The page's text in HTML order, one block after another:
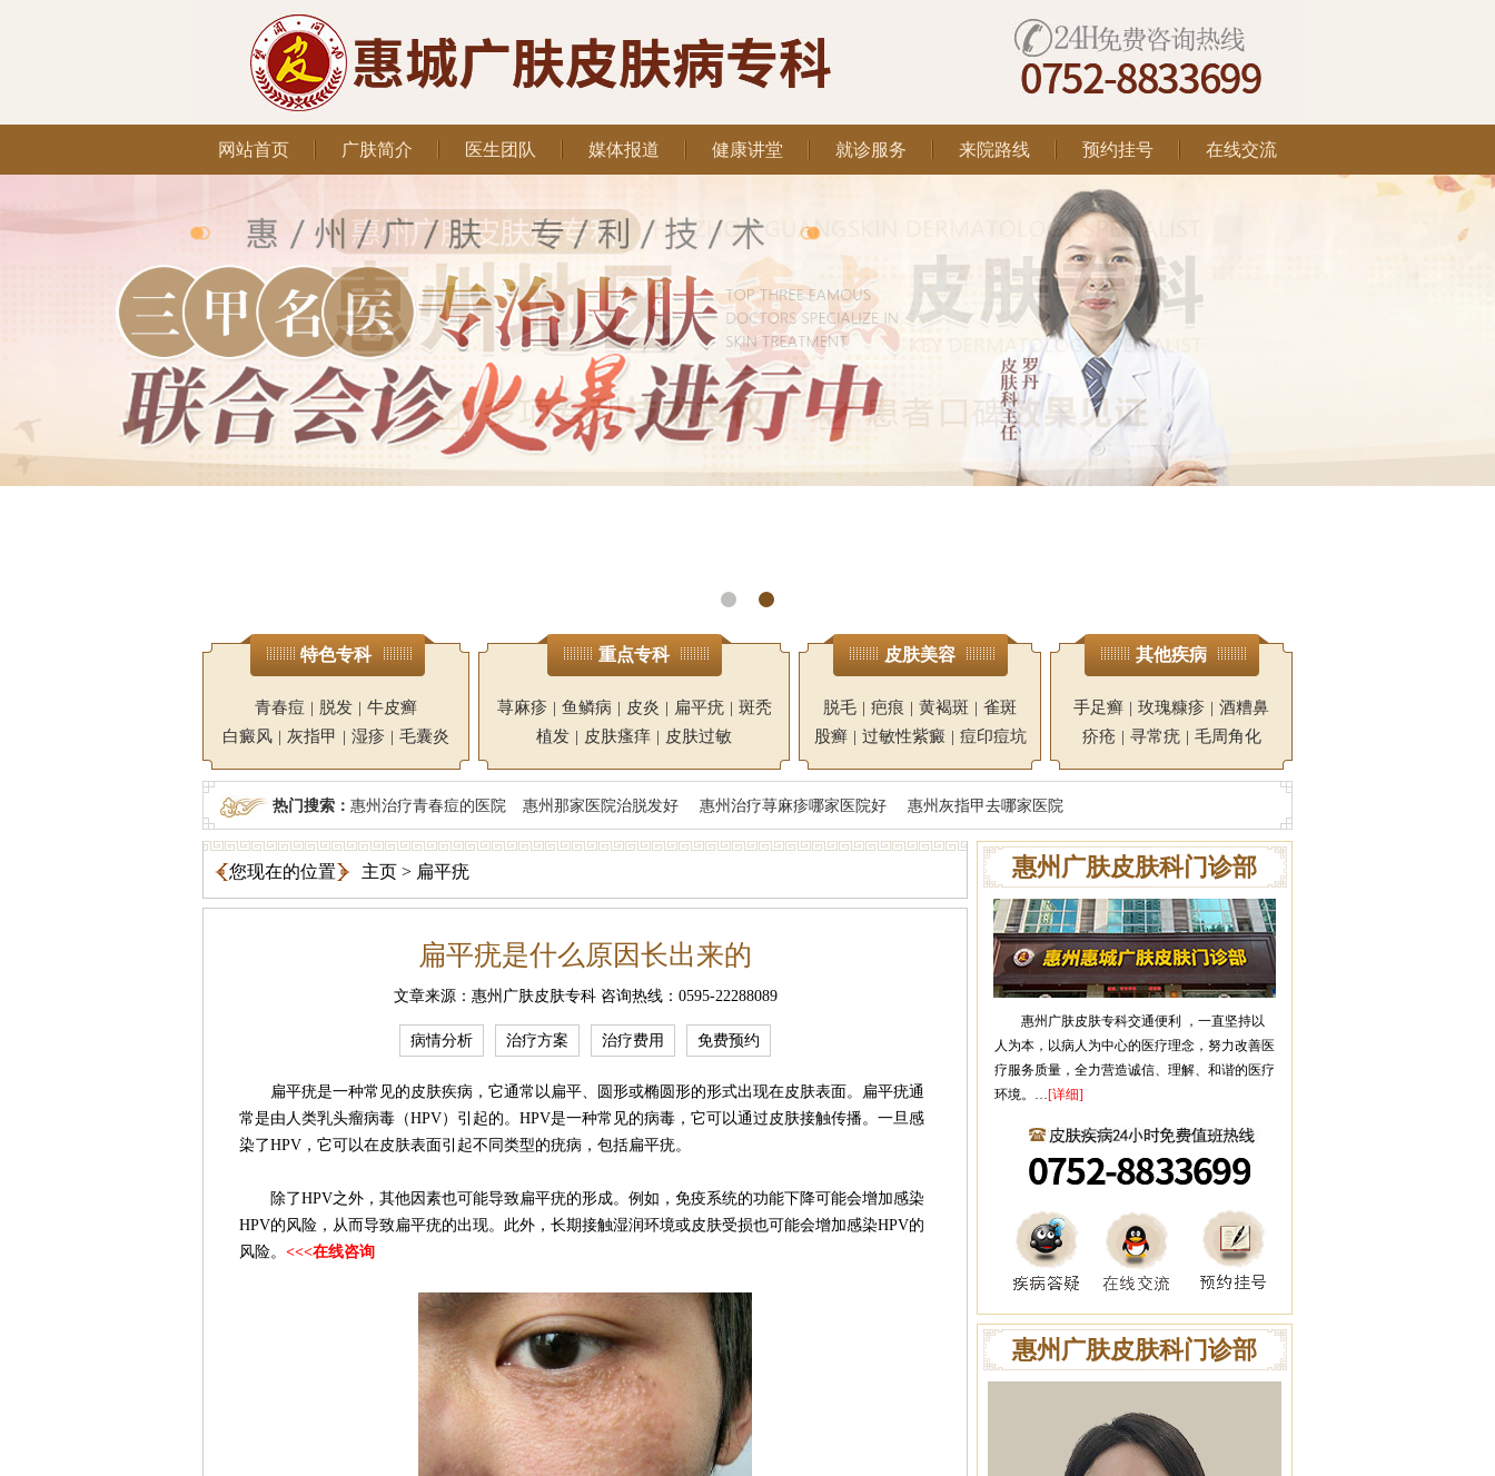
网站首页 广肤简介 医生团队 媒体报道 健康讲堂 就诊服务 来院路线 预约挂号 在线交流
特色专科
青春痘 | 脱发 | 牛皮癣
白癜风 | 灰指甲 | 湿疹 | 毛囊炎
重点专科
荨麻疹 | 鱼鳞病 | 皮炎 | 扁平疣 | 斑秃
植发 | 皮肤瘙痒 | 皮肤过敏
皮肤美容
脱毛 | 疤痕 | 黄褐斑 | 雀斑
股癣 | 过敏性紫癜 | 痘印痘坑
其他疾病
手足癣 | 玫瑰糠疹 | 酒糟鼻
疥疮 | 寻常疣 | 毛周角化
热门搜索： 惠州治疗青春痘的医院 惠州那家医院治脱发好 惠州治疗荨麻疹哪家医院好 惠州灰指甲去哪家医院
您现在的位置 主页 > 扁平疣
扁平疣是什么原因长出来的
文章来源：惠州广肤皮肤专科 咨询热线：0595-22288089
病情分析 治疗方案 治疗费用 免费预约
扁平疣是一种常见的皮肤疾病，它通常以扁平、圆形或椭圆形的形式出现在皮肤表面。扁平疣通
常是由人类乳头瘤病毒（HPV）引起的。HPV是一种常见的病毒，它可以通过皮肤接触传播。一旦感
染了HPV，它可以在皮肤表面引起不同类型的疣病，包括扁平疣。
除了HPV之外，其他因素也可能导致扁平疣的形成。例如，免疫系统的功能下降可能会增加感染
HPV的风险，从而导致扁平疣的出现。此外，长期接触湿润环境或皮肤受损也可能会增加感染HPV的
风险。 <<<在线咨询
惠州广肤皮肤科门诊部
惠州广肤皮肤专科交通便利 ，一直坚持以
人为本，以病人为中心的医疗理念，努力改善医
疗服务质量，全力营造诚信、理解、和谐的医疗
环境。…[详细]
惠州广肤皮肤科门诊部